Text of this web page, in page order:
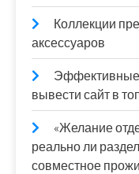
Коллекции
аксессуаров
Эффективные
вывести сайт в
«Желание
реально ли
совместное